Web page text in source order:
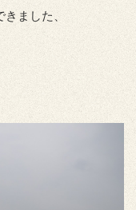
ました、